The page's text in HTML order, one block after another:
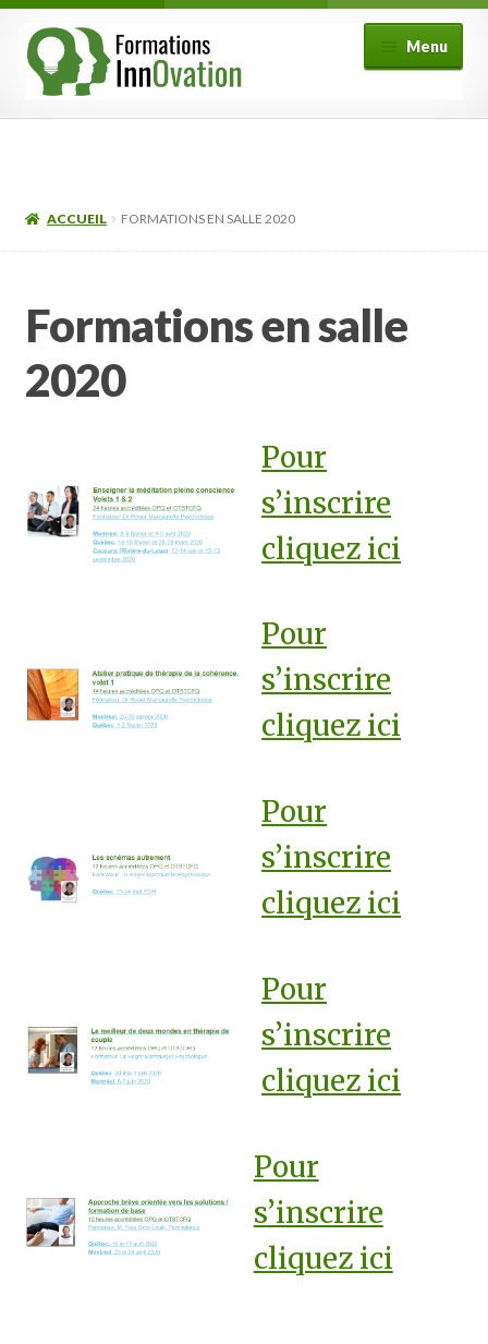
Aller
à
navigation
Aller
au
contenu
Menu
Contact
ACCUEIL FORMATIONS EN SALLE 2020
Formations en salle
2020
Pour
s’inscrire
cliquez ici
Pour
s’inscrire
cliquez ici
Pour
s’inscrire
cliquez ici
Pour
s’inscrire
cliquez ici
Pour
s’inscrire
cliquez ici